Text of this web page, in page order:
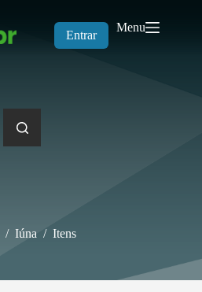
Entrar
Menu
/ Iúna / Itens